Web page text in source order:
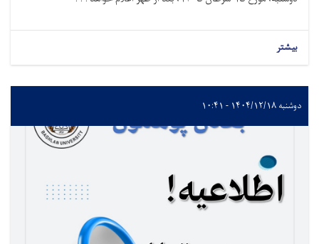
بیشتر
دوشنبه ۱۴۰۴/۱۲/۱۸ - ۱۰:۴۱